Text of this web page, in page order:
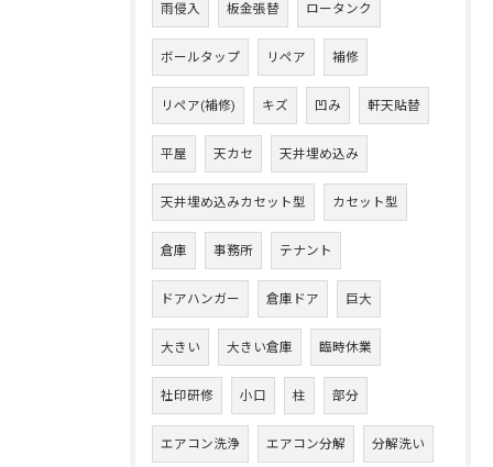
雨侵入 板金張替 ロータンク
ボールタップ リペア 補修
リペア(補修) キズ 凹み 軒天貼替
平屋 天カセ 天井埋め込み
天井埋め込みカセット型 カセット型
倉庫 事務所 テナント
ドアハンガー 倉庫ドア 巨大
大きい 大きい倉庫 臨時休業
社印研修 小口 柱 部分
エアコン洗浄 エアコン分解 分解洗い